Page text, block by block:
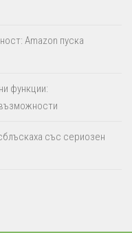
Amazon пуска
функции:
със сериозен